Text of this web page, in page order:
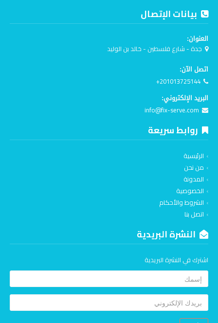
بيانات الإتصال
العنوان:
جدة - شارع فلسطين - خالد بن الوليد
اتصل الآن:
+201013725144
البريد الإلكتروني:
info@fix-serve.com
روابط سريعة
الرئيسية
من نحن
المدونة
الخصوصية
الشروط والأحكام
اتصل بنا
النشرة البريدية
اشترك في النشرة البريدية